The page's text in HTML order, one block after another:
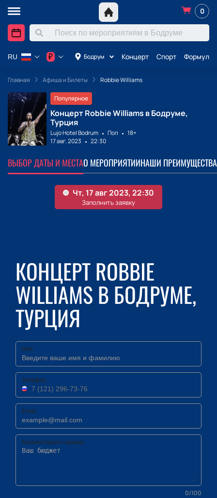
0
Бодрум Концерт Спорт Формула
RU ₽
Главная Афиша и Билеты Robbie Williams
Популярное
Концерт Robbie Williams в Бодруме,
Турция
Lujo Hotel Bodrum Поп
18+
17 авг. 2023
22:30
ВЫБОР ДАТЫ И МЕСТАО МЕРОПРИЯТИИНАШИ ПРЕИМУЩЕСТВА
КОНЦЕРТ ROBBIE
WILLIAMS В БОДРУМЕ,
ТУРЦИЯ
Имя
Телефон
Email
Комментарий к заявке
0/100